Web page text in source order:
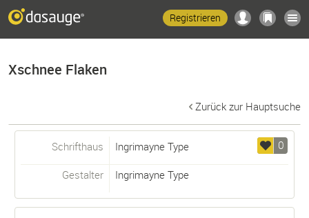
Registrieren
Xschnee Flaken
Zurück zur Hauptsuche
0
Schrifthaus Ingrimayne Type
Gestalter Ingrimayne Type